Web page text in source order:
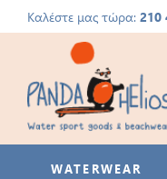
Καλέστε μας τώρα:210
WATERWEAR